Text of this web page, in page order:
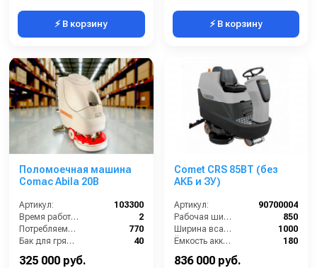
⚡ В корзину ⚡ В корзину
Поломоечная машина
Comac Abila 20B
Артикул:
103300
Время работы (ч):
2
Потребляемая мощность (Вт):
770
Бак для грязной воды (л):
40
325 000 руб.
Comet CRS 85BT (без
АКБ и ЗУ)
Артикул:
90700004
Рабочая ширина щеток (мм):
850
Ширина всасывающей балки (мм):
1000
Ёмкость аккумуляторов (Ач):
180
836 000 руб.